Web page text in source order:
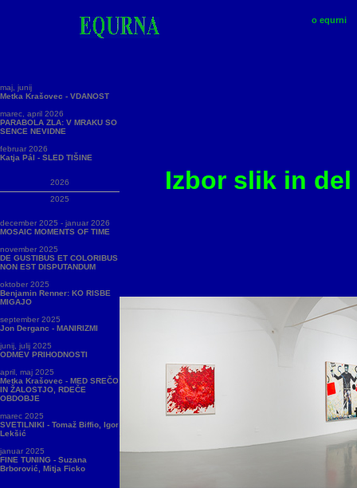
o equrni
maj, junij
Metka Krašovec - VDANOST
marec, april 2026
PARABOLA ZLA: V MRAKU SO
SENCE NEVIDNE
februar 2026
Katja Pál - SLED TIŠINE
2026
2025
december 2025 - januar 2026
MOSAIC MOMENTS OF TIME
november 2025
DE GUSTIBUS ET COLORIBUS
NON EST DISPUTANDUM
oktober 2025
Benjamin Renner: KO RISBE
MIGAJO
september 2025
Jon Derganc - MANIRIZMI
junij, julij 2025
ODMEV PRIHODNOSTI
april, maj 2025
Metka Krašovec - MED SREČO
IN ŽALOSTJO, RDEČE
OBDOBJE
marec 2025
SVETILNIKI - Tomaž Biffio, Igor
Lekšić
januar 2025
FINE TUNING - Suzana
Brborović, Mitja Ficko
Izbor slik in